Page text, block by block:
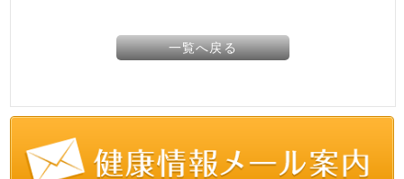
一覧へ戻る